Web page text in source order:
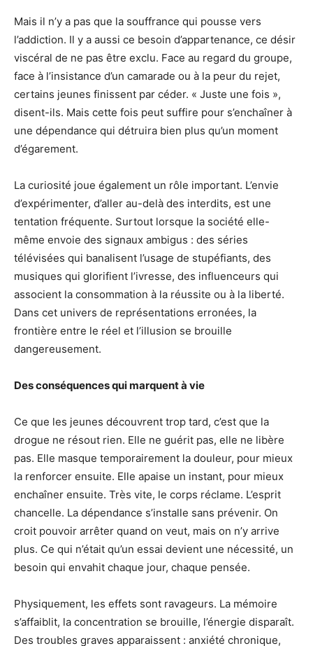
Mais il n’y a pas que la souffrance qui pousse vers
l’addiction. Il y a aussi ce besoin d’appartenance, ce désir
viscéral de ne pas être exclu. Face au regard du groupe,
face à l’insistance d’un camarade ou à la peur du rejet,
certains jeunes finissent par céder. « Juste une fois »,
disent-ils. Mais cette fois peut suffire pour s’enchaîner à
une dépendance qui détruira bien plus qu’un moment
d’égarement.
La curiosité joue également un rôle important. L’envie
d’expérimenter, d’aller au-delà des interdits, est une
tentation fréquente. Surtout lorsque la société elle-
même envoie des signaux ambigus : des séries
télévisées qui banalisent l’usage de stupéfiants, des
musiques qui glorifient l’ivresse, des influenceurs qui
associent la consommation à la réussite ou à la liberté.
Dans cet univers de représentations erronées, la
frontière entre le réel et l’illusion se brouille
dangereusement.
Des conséquences qui marquent à vie
Ce que les jeunes découvrent trop tard, c’est que la
drogue ne résout rien. Elle ne guérit pas, elle ne libère
pas. Elle masque temporairement la douleur, pour mieux
la renforcer ensuite. Elle apaise un instant, pour mieux
enchaîner ensuite. Très vite, le corps réclame. L’esprit
chancelle. La dépendance s’installe sans prévenir. On
croit pouvoir arrêter quand on veut, mais on n’y arrive
plus. Ce qui n’était qu’un essai devient une nécessité, un
besoin qui envahit chaque jour, chaque pensée.
Physiquement, les effets sont ravageurs. La mémoire
s’affaiblit, la concentration se brouille, l’énergie disparaît.
Des troubles graves apparaissent : anxiété chronique,